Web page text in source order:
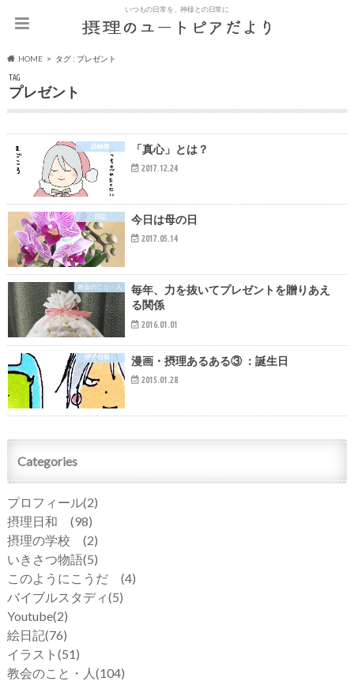
いつもの日常を、神様との日常に
HOME タグ : プレゼント
TAG
プレゼント
語録集 「真心」とは？
2017.12.24
日記 今日は母の日
2017.05.14
教会のこと・人
毎年、力を抜いてプレゼントを贈りあえ
る関係
2016.01.01
摂理日和 漫画・摂理あるある③ ：誕生日
2015.01.28
Categories
プロフィール(2)
摂理日和 (98)
摂理の学校 (2)
いきさつ物語(5)
このようにこうだ (4)
バイブルスタディ(5)
Youtube(2)
絵日記(76)
イラスト (51)
教会のこと・人 (104)